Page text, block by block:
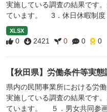
実施している調査の結果です
ています。 3．休日休暇制
XLSX
0 2421 0 0 0
【秋田県】労働条件等実
県内の民間事業所における労
実施している調査の結果です
ています。 ５．男女共同参